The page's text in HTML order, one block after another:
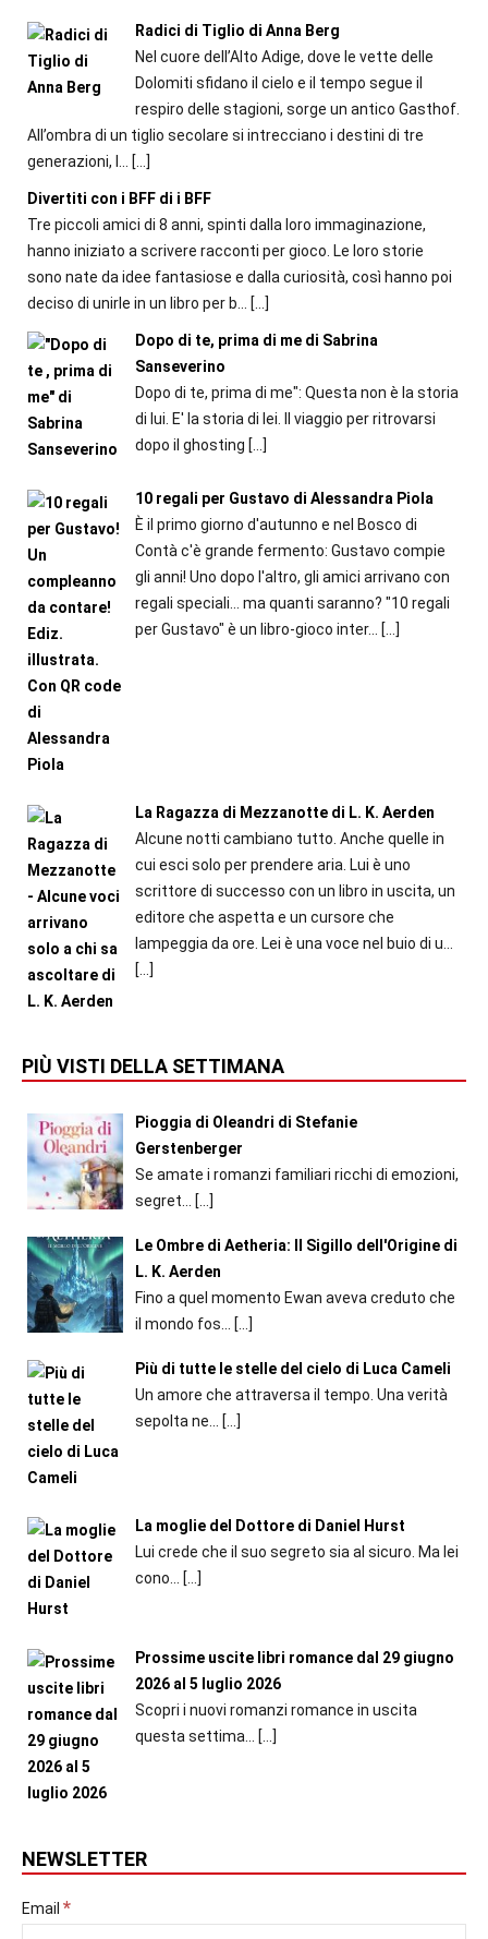
Radici di Tiglio di Anna Berg
Nel cuore dell’Alto Adige, dove le vette delle
Dolomiti sfidano il cielo e il tempo segue il
respiro delle stagioni, sorge un antico Gasthof.
All’ombra di un tiglio secolare si intrecciano i destini di tre
generazioni, l...
[…]
Divertiti con i BFF di i BFF
Tre piccoli amici di 8 anni, spinti dalla loro immaginazione,
hanno iniziato a scrivere racconti per gioco. Le loro storie
sono nate da idee fantasiose e dalla curiosità, così hanno poi
deciso di unirle in un libro per b...
[…]
Dopo di te, prima di me di Sabrina
Sanseverino
Dopo di te, prima di me": Questa non è la storia
di lui. E' la storia di lei. Il viaggio per ritrovarsi
dopo il ghosting […]
10 regali per Gustavo di Alessandra Piola
È il primo giorno d'autunno e nel Bosco di
Contà c'è grande fermento: Gustavo compie
gli anni! Uno dopo l'altro, gli amici arrivano con
regali speciali... ma quanti saranno? "10 regali
per Gustavo" è un libro-gioco inter...
[…]
La Ragazza di Mezzanotte di L. K. Aerden
Alcune notti cambiano tutto. Anche quelle in
cui esci solo per prendere aria. Lui è uno
scrittore di successo con un libro in uscita, un
editore che aspetta e un cursore che
lampeggia da ore. Lei è una voce nel buio di u...
[…]
PIÙ VISTI DELLA SETTIMANA
Pioggia di Oleandri di Stefanie
Gerstenberger
Se amate i romanzi familiari ricchi di emozioni,
segret...
[…]
Le Ombre di Aetheria: Il Sigillo dell'Origine di
L. K. Aerden
Fino a quel momento Ewan aveva creduto che
il mondo fos...
[…]
Più di tutte le stelle del cielo di Luca Cameli
Un amore che attraversa il tempo. Una verità
sepolta ne...
[…]
La moglie del Dottore di Daniel Hurst
Lui crede che il suo segreto sia al sicuro. Ma lei
cono... […]
Prossime uscite libri romance dal 29 giugno
2026 al 5 luglio 2026
Scopri i nuovi romanzi romance in uscita
questa settima...
[…]
NEWSLETTER
Email *